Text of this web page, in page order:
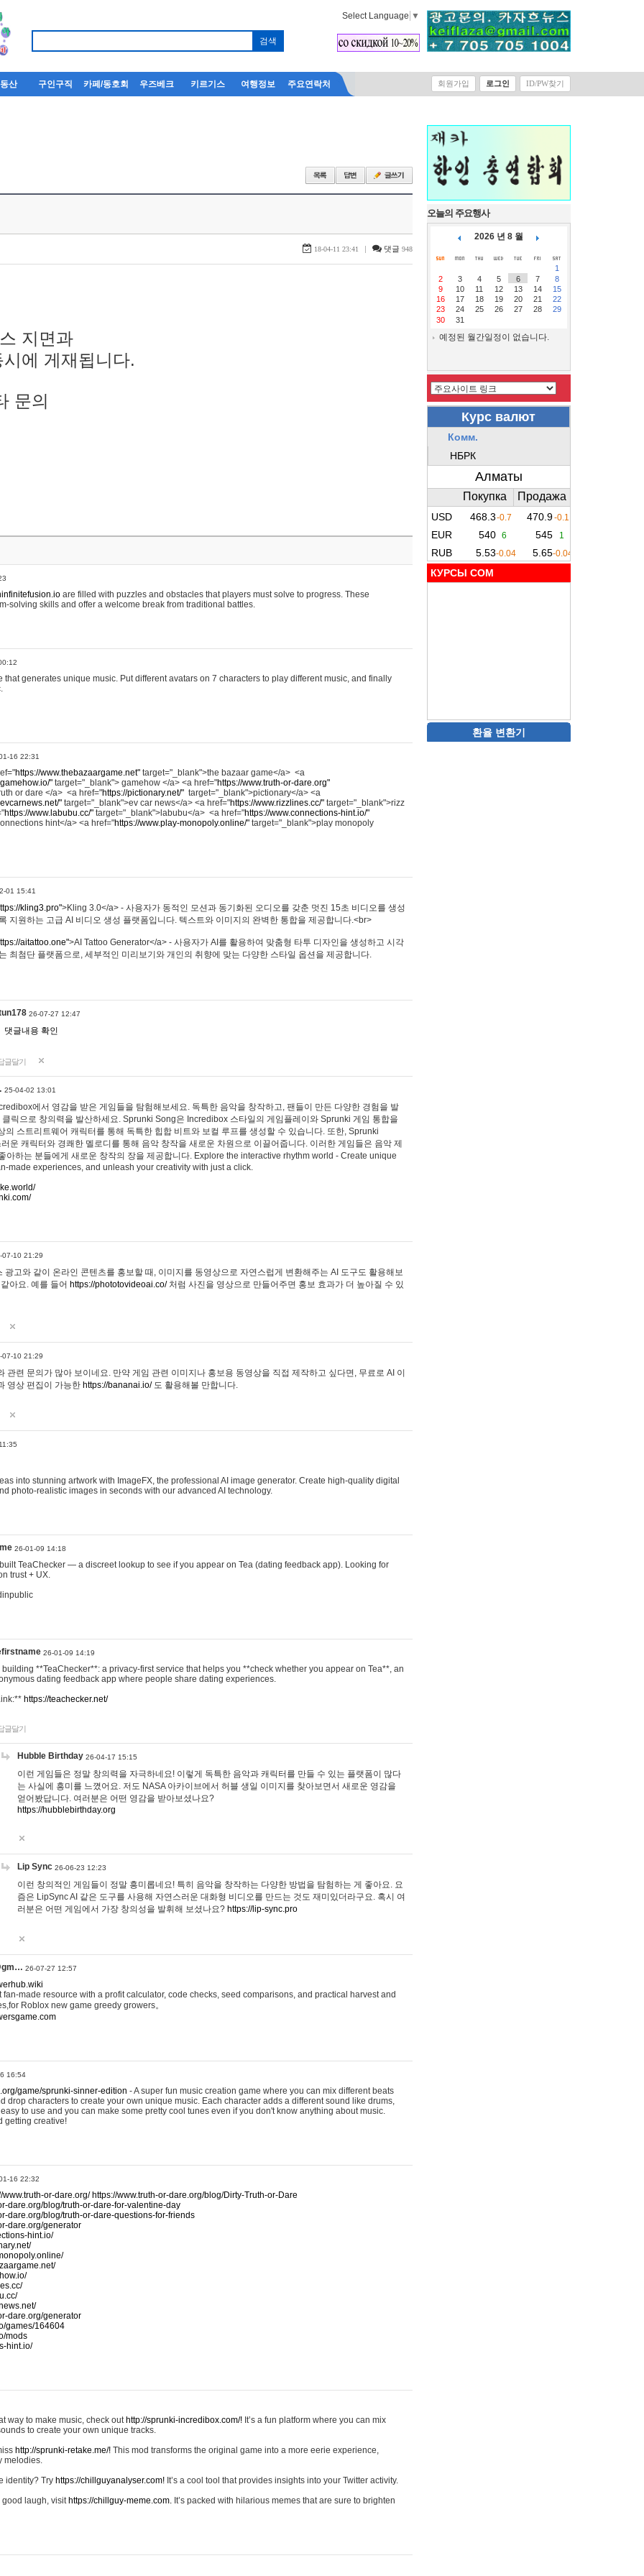
Select Language ▼
산 구인구직 카페/동호회 우즈베크 키르기스 여행정보 주요연락처 회원가입 로그인 ID/PW찾기
18-04-11 23:41 | 댓글 948
지면과
에 게재됩니다.
문의
are filled with puzzles and obstacles that players must solve to progress. These
solving skills and offer a welcome break from traditional battles.
that generates unique music. Put different avatars on 7 characters to play different music, and finally
16 22:31
https://www.thebazaargame.net" target="_blank">the bazaar game</a> <a
" target="_blank"> gamehow </a> <a href="https://www.truth-or-dare.org"
or dare </a> <a href="https://pictionary.net/" target="_blank">pictionary</a> <a
" target="_blank">ev car news</a> <a href="https://www.rizzlines.cc/" target="_blank">rizz
https://www.labubu.cc/" target="_blank">labubu</a> <a href="https://www.connections-hint.io/"
hint</a> <a href="https://www.play-monopoly.online/" target="_blank">play monopoly
01 15:41
kling3.pro">Kling 3.0</a> - 사용자가 동적인 모션과 동기화된 오디오를 갖춘 멋진 15초 비디오를 생성
지원하는 고급 AI 비디오 생성 플랫폼입니다. 텍스트와 이미지의 완벽한 통합을 제공합니다.<br>
aitattoo.one">AI Tattoo Generator</a> - 사용자가 AI를 활용하여 맞춤형 타투 디자인을 생성하고 시각
최첨단 플랫폼으로, 세부적인 미리보기와 개인의 취향에 맞는 다양한 스타일 옵션을 제공합니다.
26-07-27 12:47
댓글내용 확인
글달기
25-04-02 13:01
에서 영감을 받은 게임들을 탐험해보세요. 독특한 음악을 창작하고, 팬들이 만든 다양한 경험을 발
클릭으로 창의력을 발산하세요. Sprunki Song은 Incredibox 스타일의 게임플레이와 Sprunki 게임 통합을
의 스트리트웨어 캐릭터를 통해 독특한 힙합 비트와 보컬 루프를 생성할 수 있습니다. 또한, Sprunki
운 캐릭터와 경쾌한 멜로디를 통해 음악 창작을 새로운 차원으로 이끌어줍니다. 이러한 게임들은 음악 제
아하는 분들에게 새로운 창작의 장을 제공합니다. Explore the interactive rhythm world - Create unique
made experiences, and unleash your creativity with just a click.
07-10 21:29
광고와 같이 온라인 콘텐츠를 홍보할 때, 이미지를 동영상으로 자연스럽게 변환해주는 AI 도구도 활용해보
아요. 예를 들어 https://phototovideoai.co/처럼 사진을 영상으로 만들어주면 홍보 효과가 더 높아질 수 있
07-10 21:29
관련 문의가 많아 보이네요. 만약 게임 관련 이미지나 홍보용 동영상을 직접 제작하고 싶다면, 무료로 AI 이
영상 편집이 가능한 https://bananai.io/도 활용해볼 만합니다.
into stunning artwork with ImageFX, the professional AI image generator. Create high-quality digital
photo-realistic images in seconds with our advanced AI technology.
26-01-09 14:18
TeaChecker — a discreet lookup to see if you appear on Tea (dating feedback app). Looking for
trust + UX.
26-01-09 14:19
building **TeaChecker**: a privacy-first service that helps you **check whether you appear on Tea**, an
dating feedback app where people share dating experiences.
https://teachecker.net/
글달기
Hubble Birthday 26-04-17 15:15
이런 게임들은 정말 창의력을 자극하네요! 이렇게 독특한 음악과 캐릭터를 만들 수 있는 플랫폼이 많다
는 사실에 흥미를 느꼈어요. 저도 NASA 아카이브에서 허블 생일 이미지를 찾아보면서 새로운 영감을
얻어봤답니다. 여러분은 어떤 영감을 받아보셨나요?
https://hubblebirthday.org
Lip Sync 26-06-23 12:23
이런 창의적인 게임들이 정말 흥미롭네요! 특히 음악을 창작하는 다양한 방법을 탐험하는 게 좋아요. 요
즘은 LipSync AI 같은 도구를 사용해 자연스러운 대화형 비디오를 만드는 것도 재미있더라구요. 혹시 여
러분은 어떤 게임에서 가장 창의성을 발휘해 보셨나요? https://lip-sync.pro
26-07-27 12:57
made resource with a profit calculator, code checks, seed comparisons, and practical harvest and
Roblox new game greedy growers。
16:54
game/sprunki-sinner-edition - A super fun music creation game where you can mix different beats
drop characters to create your own unique music. Each character adds a different sound like drums,
to use and you can make some pretty cool tunes even if you don't know anything about music.
getting creative!
16 22:32
www.truth-or-dare.org/ https://www.truth-or-dare.org/blog/Dirty-Truth-or-Dare
dare.org/blog/truth-or-dare-for-valentine-day
dare.org/blog/truth-or-dare-questions-for-friends
dare.org/generator
hint.io/
dare.org/generator
games/164604
mods
hint.io/
way to make music, check out http://sprunki-incredibox.com/! It’s a fun platform where you can mix
to create your own unique tracks.
http://sprunki-retake.me/! This mod transforms the original game into a more eerie experience,
melodies.
identity? Try https://chillguyanalyser.com! It’s a cool tool that provides insights into your Twitter activity.
good laugh, visit https://chillguy-meme.com. It’s packed with hilarious memes that are sure to brighten
오늘의 주요행사
2026 년 8 월
1
2
3 4 5 6 7
8
9
10 11 12 13 14
15
16
17 18 19 20 21
22
23
24 25 26 27 28
29
30
31
예정된 월간일정이 없습니다.
КУРСЫ COM
환율 변환기